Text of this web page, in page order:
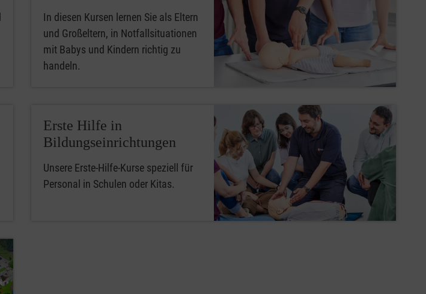
In diesen Kursen lernen Sie als Eltern
und Großeltern, in Notfallsituationen
mit Babys und Kindern richtig zu
handeln.
Erste Hilfe in
Bildungseinrichtungen
Unsere Erste-Hilfe-Kurse speziell für
Personal in Schulen oder Kitas.